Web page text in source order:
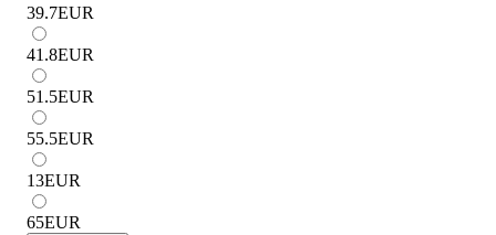
39.7EUR
41.8EUR
51.5EUR
55.5EUR
13EUR
65EUR